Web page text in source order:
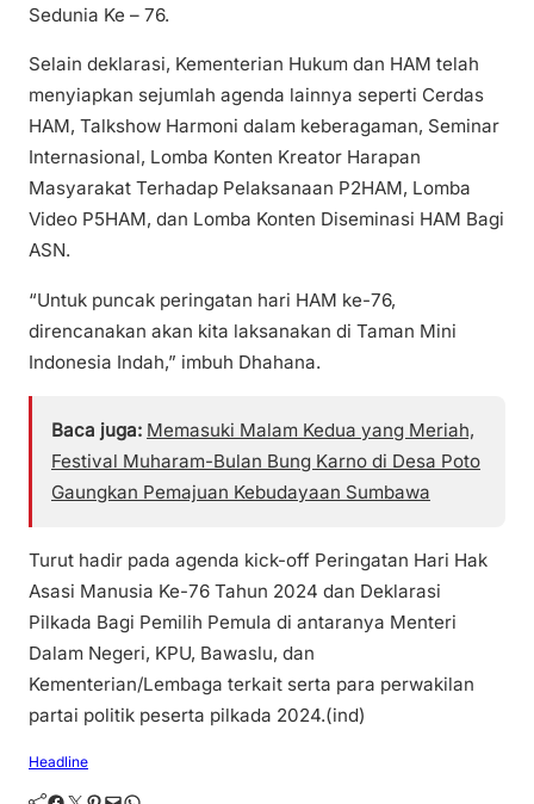
Sedunia Ke – 76.
Selain deklarasi, Kementerian Hukum dan HAM telah
menyiapkan sejumlah agenda lainnya seperti Cerdas
HAM, Talkshow Harmoni dalam keberagaman, Seminar
Internasional, Lomba Konten Kreator Harapan
Masyarakat Terhadap Pelaksanaan P2HAM, Lomba
Video P5HAM, dan Lomba Konten Diseminasi HAM Bagi
ASN.
“Untuk puncak peringatan hari HAM ke-76,
direncanakan akan kita laksanakan di Taman Mini
Indonesia Indah,” imbuh Dhahana.
Baca juga: Memasuki Malam Kedua yang Meriah,
Festival Muharam-Bulan Bung Karno di Desa Poto
Gaungkan Pemajuan Kebudayaan Sumbawa
Turut hadir pada agenda kick-off Peringatan Hari Hak
Asasi Manusia Ke-76 Tahun 2024 dan Deklarasi
Pilkada Bagi Pemilih Pemula di antaranya Menteri
Dalam Negeri, KPU, Bawaslu, dan
Kementerian/Lembaga terkait serta para perwakilan
partai politik peserta pilkada 2024.(ind)
Headline